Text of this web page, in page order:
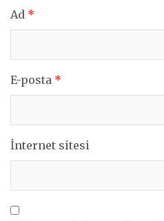
Ad *
E-posta *
İnternet sitesi